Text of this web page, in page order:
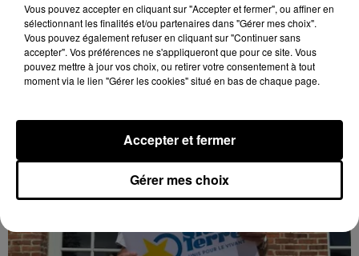
LE GRAND FORMAT Voir plus
Vous pouvez accepter en cliquant sur "Accepter et fermer", ou affiner en
sélectionnant les finalités et/ou partenaires dans "Gérer mes choix".
Vous pouvez également refuser en cliquant sur "Continuer sans
accepter". Vos préférences ne s'appliqueront que pour ce site. Vous
pouvez mettre à jour vos choix, ou retirer votre consentement à tout
moment via le lien "Gérer les cookies" situé en bas de chaque page.
Gérer mes choix
Accepter et fermer